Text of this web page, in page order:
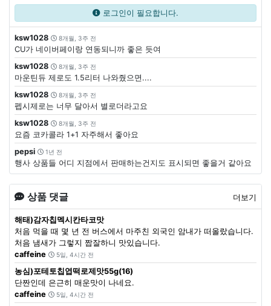
로그인이 필요합니다.
ksw1028 8개월, 3주 전
CU가 네이버페이랑 연동되니까 좋은 듯여
ksw1028
8개월, 3주 전
마운틴듀 제로도 1.5리터 나와줬으면....
ksw1028
8개월, 3주 전
펩시제로는 너무 달아서 별로더라고요
ksw1028
8개월, 3주 전
요즘 코카콜라 1+1 자주해서 좋아요
pepsi
1년 전
행사 상품들 어디 지점에서 판매하는건지도 표시되면 좋을거 같아요
상품 댓글 더보기
해태)감자칩멕시칸타코맛
처음 먹을 때 몇 년 전 버스에서 마주친 외국인 암내가 떠올랐습니다.
처음 냄새가 그렇지 짭잘하니 맛있습니다.
caffeine
5일, 4시간 전
농심)포테토칩엽떡로제맛55g(16)
단짠인데 은근히 매운맛이 나네요.
caffeine
5일, 4시간 전